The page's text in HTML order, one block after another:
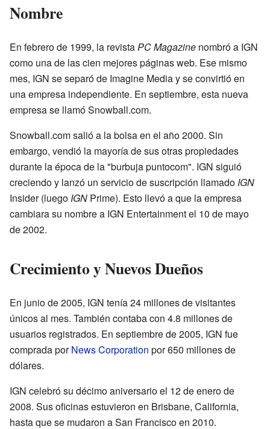
Nombre
En febrero de 1999, la revistaPC Magazine nombró a IGN
como una de las cien mejores páginas web. Ese mismo
mes, IGN se separó de Imagine Media y se convirtió en
una empresa independiente. En septiembre, esta nueva
empresa se llamó Snowball.com.
Snowball.com salió a la bolsa en el año 2000. Sin
embargo, vendió la mayoría de sus otras propiedades
durante la época de la "burbuja puntocom". IGN siguió
creciendo y lanzó un servicio de suscripción llamado IGN
Insider (luego IGN Prime). Esto llevó a que la empresa
cambiara su nombre a IGN Entertainment el 10 de mayo
de 2002.
Crecimiento y Nuevos Dueños
En junio de 2005, IGN tenía 24 millones de visitantes
únicos al mes. También contaba con 4.8 millones de
usuarios registrados. En septiembre de 2005, IGN fue
comprada porNews Corporation por 650 millones de
dólares.
IGN celebró su décimo aniversario el 12 de enero de
2008. Sus oficinas estuvieron en Brisbane, California,
hasta que se mudaron a San Francisco en 2010.